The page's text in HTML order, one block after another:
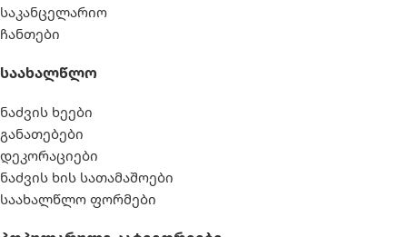
საკანცელარიო
ჩანთები
Საახალწლო
ნაძვის ხეები
განათებები
დეკორაციები
ნაძვის ხის სათამაშოები
საახალწლო ფორმები